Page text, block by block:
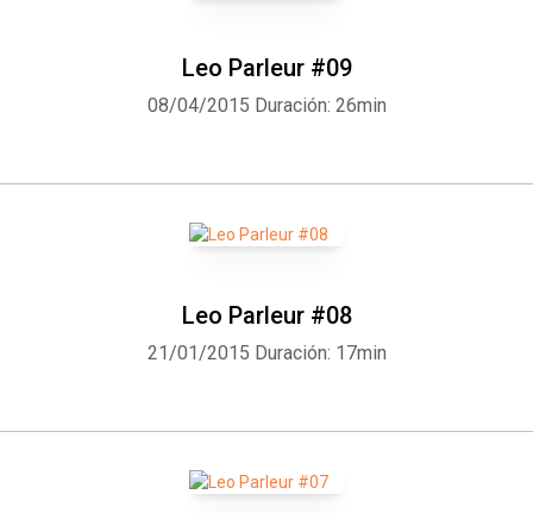
Leo Parleur #09
08/04/2015 Duración: 26min
Leo Parleur #08
21/01/2015 Duración: 17min